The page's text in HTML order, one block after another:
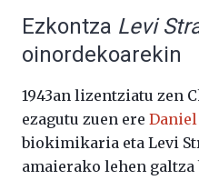
Ezkontza Levi
oinordekoarekin
1943an lizentziatu zen
ezagutu zuen ere Daniel
biokimikaria eta Levi
amaierako lehen